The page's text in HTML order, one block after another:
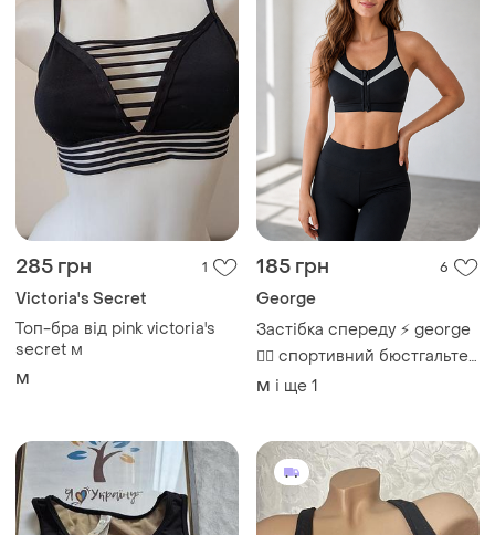
285 грн 1
Victoria's Secret
Топ-бра від pink victoria's
secret м
M
185 грн 6
George
Застібка спереду ⚡ george
🏃‍♀️ спортивний бюстгальтер
без кісточок ⚡ знімні
M і ще 1